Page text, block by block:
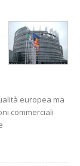
europea ma
commerciali